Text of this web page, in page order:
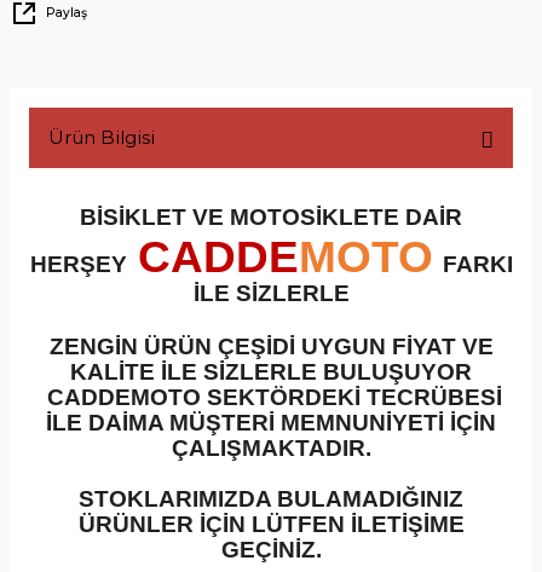
Paylaş
Ürün Bilgisi
BİSİKLET VE MOTOSİKLETE DAİR
HERŞEY CADDEMOTO FARKI
İLE SİZLERLE
ZENGİN ÜRÜN ÇEŞİDİ UYGUN FİYAT VE
KALİTE İLE SİZLERLE BULUŞUYOR
CADDEMOTO SEKTÖRDEKİ TECRÜBESİ
İLE DAİMA MÜŞTERİ MEMNUNİYETİ İÇİN
ÇALIŞMAKTADIR.
STOKLARIMIZDA BULAMADIĞINIZ
ÜRÜNLER İÇİN LÜTFEN İLETİŞİME
GEÇİNİZ.